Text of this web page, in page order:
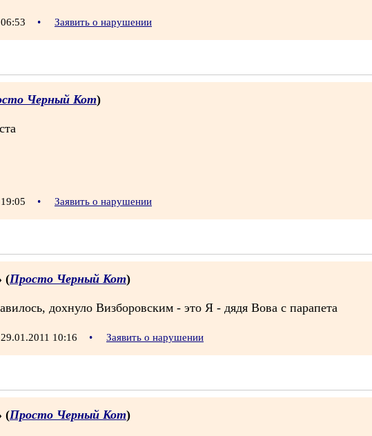
• Заявить о нарушении
Черный Кот)
• Заявить о нарушении
(Просто Черный Кот)
дохнуло Визборовским - это Я - дядя Вова с парапета
10:16 • Заявить о нарушении
(Просто Черный Кот)